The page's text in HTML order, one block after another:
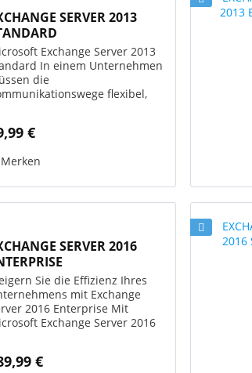
SERVER 2013
Exchange Server 2013
In einem Unternehmen
die
flexibel,
Server 2013 unterstützt
neuen...
€
Merken
SERVER 2016
Sie die Effizienz Ihres
mit Exchange
2016 Enterprise Mit
Exchange Server 2016
€